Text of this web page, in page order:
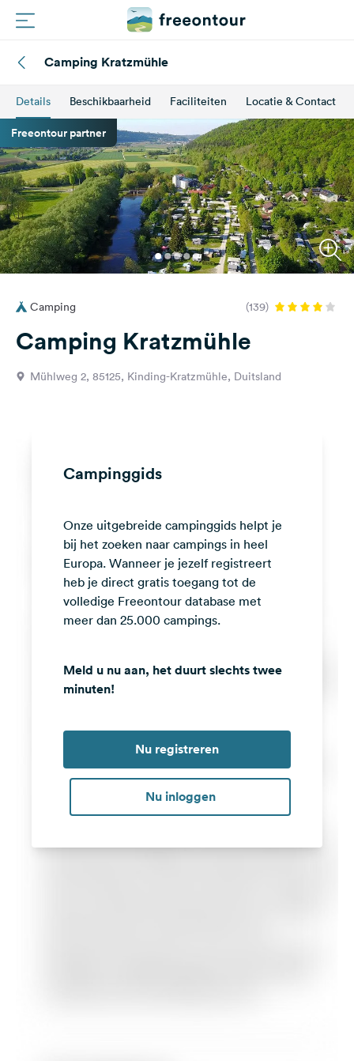
Routes
Campings
Magazine
Partners
Registreren
Inloggen
Vragen &
Feedback
media
Facebook
Instagram
Camping Kratzmühle
Details Beschikbaarheid Faciliteiten Locatie & Contact
Freeontour partner
Camping (139)
Camping Kratzmühle
Mühlweg 2, 85125, Kinding-Kratzmühle, Duitsland
Campinggids
Onze uitgebreide campinggids helpt je
bij het zoeken naar campings in heel
Europa. Wanneer je jezelf registreert
heb je direct gratis toegang tot de
volledige Freeontour database met
meer dan 25.000 campings.
Meld u nu aan, het duurt slechts twee
minuten!
Nu registreren
Nu inloggen